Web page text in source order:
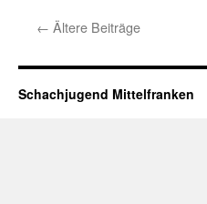
← Ältere Beiträge
Schachjugend Mittelfranken